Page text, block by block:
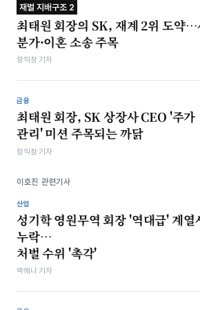
재벌 지배구조 2
최태원 회장의 SK, 재계 2위 도약
분가·이혼 소송 주목
장익창 기자
금융
최태원 회장, SK 상장사 CEO '주가
관리' 미션 주목되는 까닭
장익창 기자
이호진 관련기사
산업
성기학 영원무역 회장 '역대급' 계열
누락…
처벌 수위 '촉각'
박해나 기자